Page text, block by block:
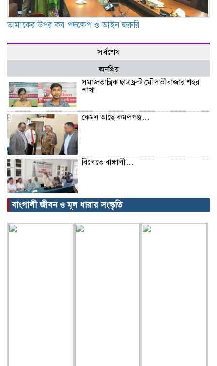
তামাকের উপর কর পদক্ষেপ ও আইন জরুরি
সর্বশেষ
জনপ্রিয়
সমাজতান্ত্রিক ছাত্রফ্রন্ট মৌলভীবাজার শহর
শাখা
কেমন আছে কমলগঞ্জ…
বিলেতে বাঙ্গালী…
বিক্ষোভ, গ্রেপ্তার, অজগর, সেগুনকাঠ আর
পাইপগান।
বাংগালী জীবন ও মূল ধারার সংস্কৃতি